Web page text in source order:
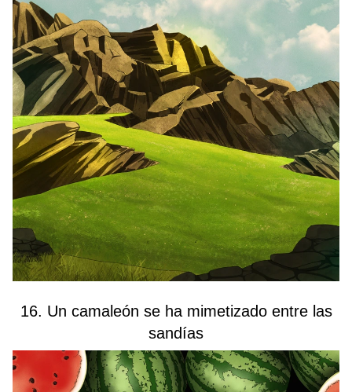
16. Un camaleón se ha mimetizado entre las
sandías